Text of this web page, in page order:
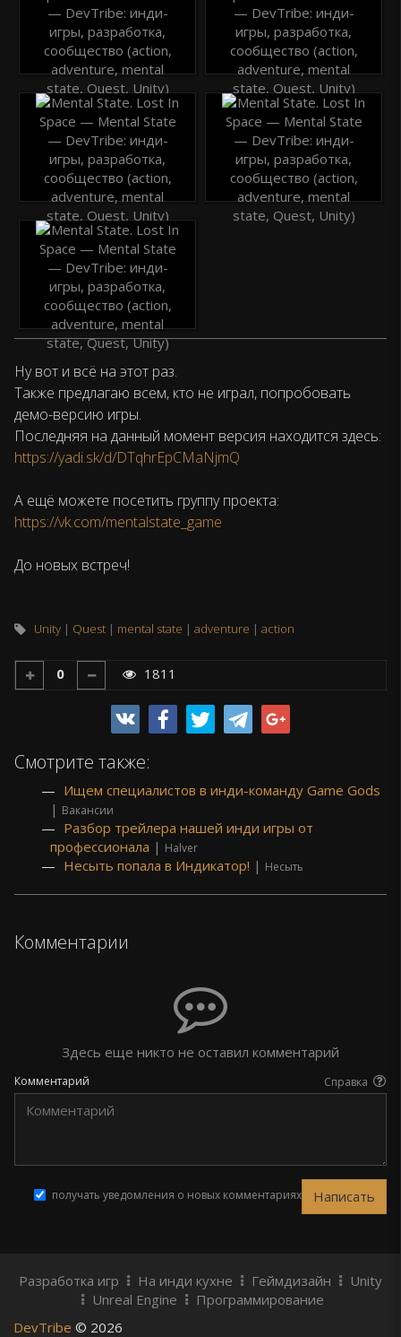
Ну вот и всё на этот раз.
Также предлагаю всем, кто не играл, попробовать
демо-версию игры.
Последняя на данный момент версия находится здесь:
https://yadi.sk/d/DTqhrEpCMaNjmQ
А ещё можете посетить группу проекта:
https://vk.com/mentalstate_game
До новых встреч!
Unity Quest mental state adventure action
0 1811
Смотрите также:
Ищем специалистов в инди-команду Game Gods
| Вакансии
Разбор трейлера нашей инди игры от
профессионала | Halver
Несыть попала в Индикатор! | Несыть
Комментарии
Здесь еще никто не оставил комментарий
Комментарий Справка
получать уведомления о новых комментариях
Разработка игр На инди кухне Геймдизайн
Unity
Unreal Engine
Программирование
DevTribe © 2026